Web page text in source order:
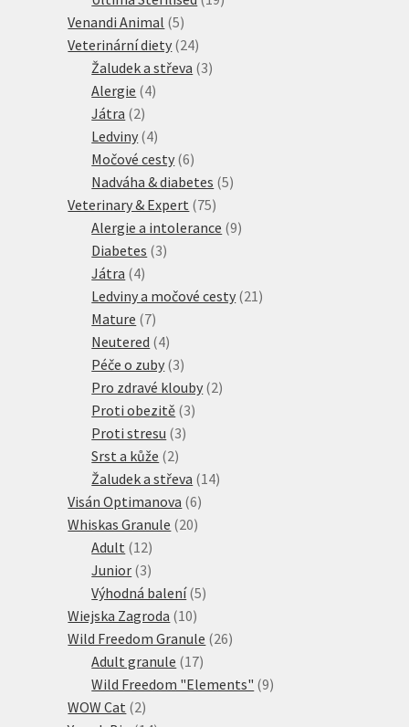
Venandi Animal 55
produktů
Veterinární diety 2424
produktů
Žaludek a střeva 33
Alergie 44
Játra 22
produkty
Ledviny 44
produkty
Močové cesty 66
produktů
Nadváha & diabetes 55
Veterinary & Expert 7575
produktů
Alergie a intolerance 99
Diabetes 33
Játra 44
produkty
Ledviny a močové cesty 2121
Mature 77
produktů
Neutered 44
produkty
Péče o zuby 33
produkty
Pro zdravé klouby 22
Proti obezitě 33
Proti stresu 33
Srst a kůže 22
produkty
Žaludek a střeva 1414
Visán Optimanova 66
produktů
Whiskas Granule 2020
Adult 1212
produktů
Junior 33
produkty
Výhodná balení 55
Wiejska Zagroda 1010
produktů
Wild Freedom Granule 2626
Adult granule 1717
produktů
Wild Freedom "Elements" 99
WOW Cat 22